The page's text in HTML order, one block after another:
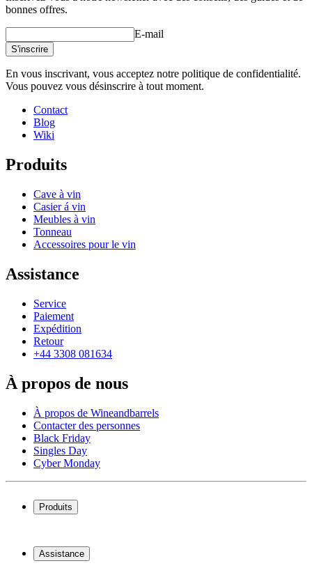
bonnes offres.
E-mail
S'inscrire
En vous inscrivant, vous acceptez notre politique de confidentialité.
Vous pouvez vous désinscrire à tout moment.
Contact
Blog
Wiki
Produits
Cave à vin
Casier á vin
Meubles à vin
Tonneau
Accessoires pour le vin
Assistance
Service
Paiement
Expédition
Retour
+44 3308 081634
À propos de nous
À propos de Wineandbarrels
Contacter des personnes
Black Friday
Singles Day
Cyber Monday
Produits
Casier á vin
Meubles à vin
Assistance